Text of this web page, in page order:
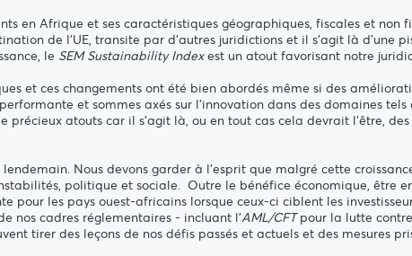
en Afrique et ses caractéristiques géographiques, fiscales et
de l'UE, transite par d'autres juridictions et il s'agit là d'une
le SEM Sustainability Indexest un atout favorisant notre
et ces changements ont été bien abordés même si des
et sommes axés sur l'innovation dans des domaines tels
précieux atouts car il s'agit là, ou en tout cas cela devrait l'être,
Nous devons garder à l'esprit que malgré cette
politique et sociale. Outre le bénéfice économique, être
les pays ouest-africains lorsque ceux-ci ciblent les
nos cadres réglementaires - incluant l'AML/CFTpour la lutte
tirer des leçons de nos défis passés et actuels et des mesures